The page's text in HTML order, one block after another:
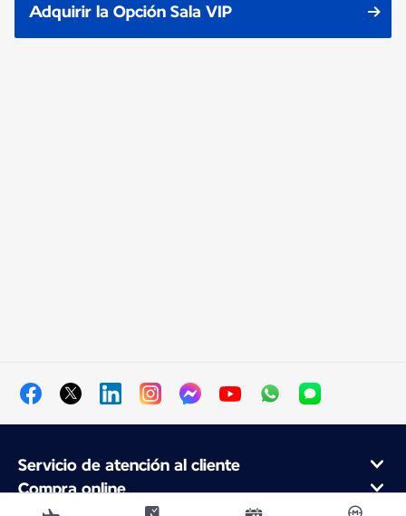
Adquirir la Opción Sala VIP
Servicio de atención al cliente
Compra online
Programa de fidelidad y socios